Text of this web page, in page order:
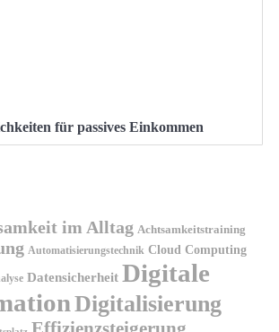
für passives Einkommen
im Alltag Achtsamkeitstraining
Automatisierungstechnik Cloud Computing
Datensicherheit Digitale
Digitalisierung